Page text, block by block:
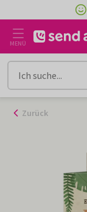
Inhalt
gehen
MENÜ
Zurück